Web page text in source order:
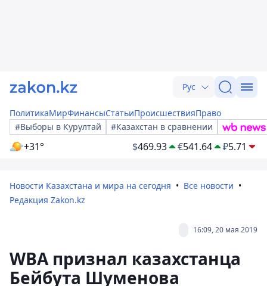
Рус
ПолитикаМирФинансыСтатьиПроисшествияПраво
#Выборы в Курултай
#Казахстан в сравнении
+31° $469.93 €541.64 ₽5.71
Новости Казахстана и мира на сегодня
Все новости
Редакция Zakon.kz
16:09, 20 мая 2019
WBA признал казахстанца
Бейбута Шуменова